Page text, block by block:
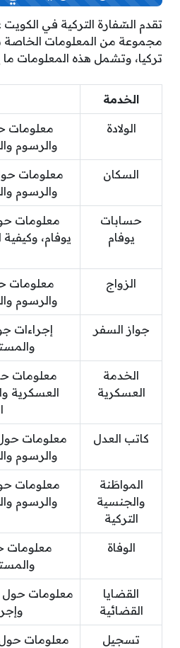
تقدم السّفارة التركية في الكويت
مجموعة من المعلومات الخاصة
تركيا، وتشمل هذه المعلومات ما
الخدمة
الولادة
معلومات
والرسوم
السكان
معلومات
والرسوم
حسابات
يوفام
معلومات
يوفام،
الزواج
معلومات
والرسوم
جواز السفر
إجراءات
الخدمة
العسكرية
معلومات
العسكرية
كاتب العدل
معلومات
والرسوم
المواطَنة
والجنسية
التركية
معلومات
والرسوم
الوفاة
معلومات
القضايا
القضائية
معلومات حول
تسجيل
معلومات حول